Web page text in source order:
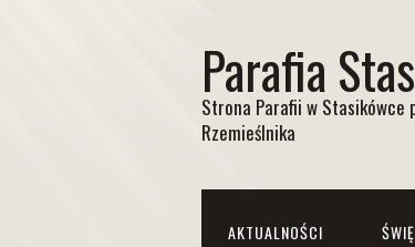
Parafia
Strona Parafii w Stasikówce
Rzemieślnika
AKTUALNOŚCI